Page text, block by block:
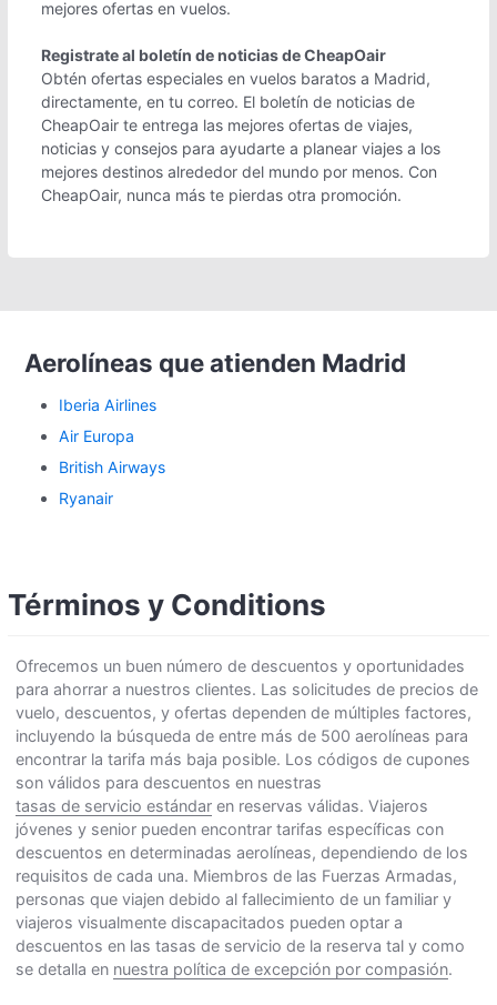
mejores ofertas en vuelos.
Registrate al boletín de noticias de CheapOair
Obtén ofertas especiales en vuelos baratos a Madrid,
directamente, en tu correo. El boletín de noticias de
CheapOair te entrega las mejores ofertas de viajes,
noticias y consejos para ayudarte a planear viajes a los
mejores destinos alrededor del mundo por menos. Con
CheapOair, nunca más te pierdas otra promoción.
Aerolíneas que atienden Madrid
Iberia Airlines
Air Europa
British Airways
Ryanair
Términos y Conditions
Ofrecemos un buen número de descuentos y oportunidades
para ahorrar a nuestros clientes. Las solicitudes de precios de
vuelo, descuentos, y ofertas dependen de múltiples factores,
incluyendo la búsqueda de entre más de 500 aerolíneas para
encontrar la tarifa más baja posible. Los códigos de cupones
son válidos para descuentos en nuestras
tasas de servicio estándar en reservas válidas. Viajeros
jóvenes y senior pueden encontrar tarifas específicas con
descuentos en determinadas aerolíneas, dependiendo de los
requisitos de cada una. Miembros de las Fuerzas Armadas,
personas que viajen debido al fallecimiento de un familiar y
viajeros visualmente discapacitados pueden optar a
descuentos en las tasas de servicio de la reserva tal y como
se detalla en nuestra política de excepción por compasión.